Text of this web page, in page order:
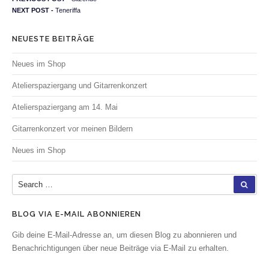
NEXT POST - Next post:
Teneriffa
NEUESTE BEITRÄGE
Neues im Shop
Atelierspaziergang und Gitarrenkonzert
Atelierspaziergang am 14. Mai
Gitarrenkonzert vor meinen Bildern
Neues im Shop
Search for:
BLOG VIA E-MAIL ABONNIEREN
Gib deine E-Mail-Adresse an, um diesen Blog zu abonnieren und
Benachrichtigungen über neue Beiträge via E-Mail zu erhalten.